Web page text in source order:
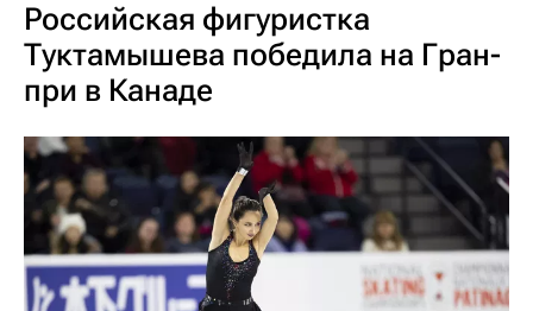
Российская фигуристка
Туктамышева победила на Гран-
при в Канаде